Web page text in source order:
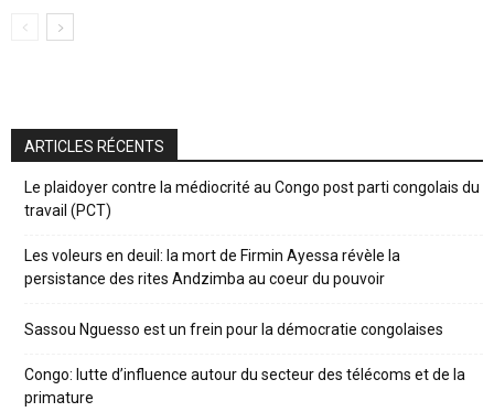
ARTICLES RÉCENTS
Le plaidoyer contre la médiocrité au Congo post parti congolais du
travail (PCT)
Les voleurs en deuil: la mort de Firmin Ayessa révèle la
persistance des rites Andzimba au coeur du pouvoir
Sassou Nguesso est un frein pour la démocratie congolaises
Congo: lutte d’influence autour du secteur des télécoms et de la
primature